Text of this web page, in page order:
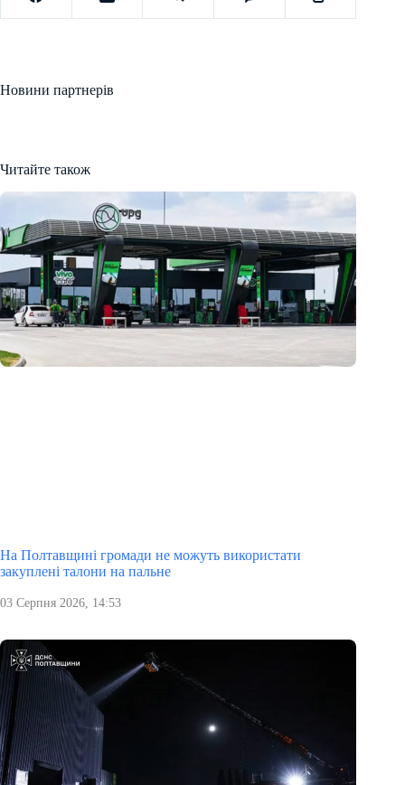
Новини партнерів
Читайте також
На Полтавщині громади не можуть використати
закуплені талони на пальне
03 Серпня 2026, 14:53